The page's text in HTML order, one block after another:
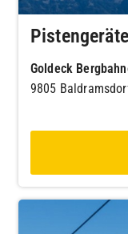
Goldeck
9805